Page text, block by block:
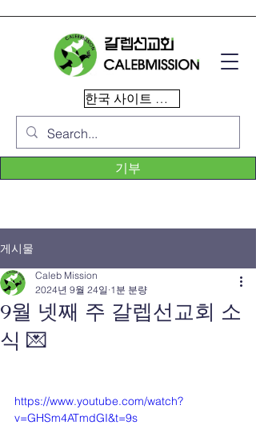
한국 사이트 이동
기부
게시물
9월 넷째 주 갈렙선교회 소
식 💌
Caleb Mission
2024년 9월 24일 1분 분량
https://www.youtube.com/watch?
v=GHSm4ATmdGI&t=9s